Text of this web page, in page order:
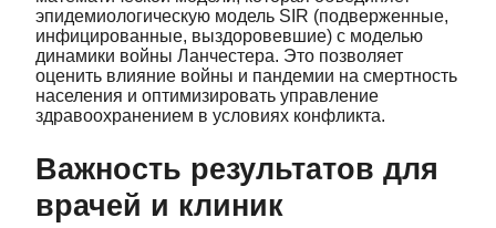
эпидемиологическую модель SIR (подверженные,
инфицированные, выздоровевшие) с моделью
динамики войны Ланчестера. Это позволяет
оценить влияние войны и пандемии на смертность
населения и оптимизировать управление
здравоохранением в условиях конфликта.
Важность результатов для
врачей и клиник